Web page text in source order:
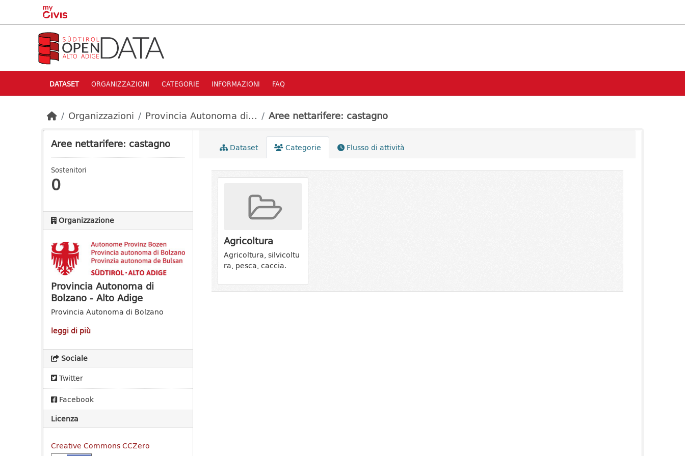
Skip to main content
DATASET ORGANIZZAZIONI CATEGORIE INFORMAZIONI FAQ
Organizzazioni Provincia Autonoma di... Aree nettarifere: castagno
Aree nettarifere: castagno
Sostenitori
0
Organizzazione
Provincia Autonoma di
Bolzano - Alto Adige
Provincia Autonoma di Bolzano
leggi di più
Sociale
Twitter
Facebook
Licenza
Creative Commons CCZero
Dataset Categorie Flusso di attività
Agricoltura
Agricoltura, silvicoltu
ra, pesca, caccia.